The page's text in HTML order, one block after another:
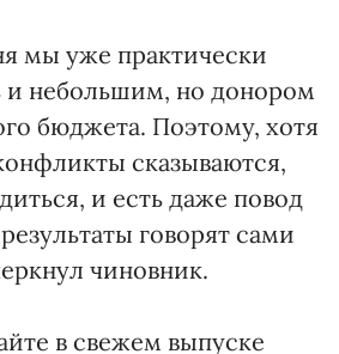
мы уже практически
и небольшим, но донором
бюджета. Поэтому, хотя
сказываются,
и есть даже повод
говорят сами
чиновник.
в свежем выпуске